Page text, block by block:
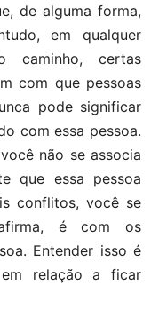
de alguma forma,
em qualquer
caminho, certas
com que pessoas
pode significar
com essa pessoa.
não se associa
que essa pessoa
conflitos, você se
é com os
Entender isso é
relação a ficar